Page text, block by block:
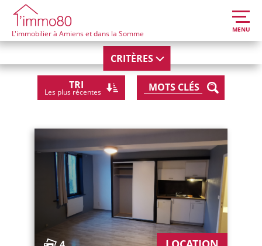
L'immobilier à Amiens et dans la Somme MENU
Type de bien
TRI
Les plus récentes
CRITÈRES